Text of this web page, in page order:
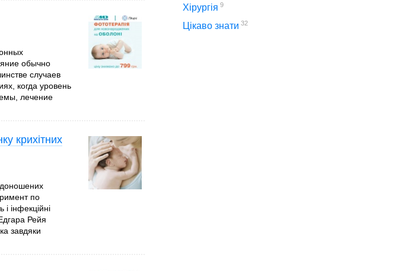
обычно
случаев
когда уровень
лечение
крихітних
по
інфекційні
Рейя
завдяки
Хірургія 9
Цікаво знати 32